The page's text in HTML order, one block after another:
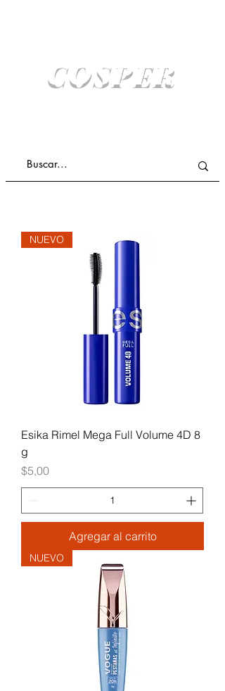
COSPER
NUEVO
Esika Rimel Mega Full Volume 4D 8
g
Precio
$5,00
Agregar al carrito
NUEVO